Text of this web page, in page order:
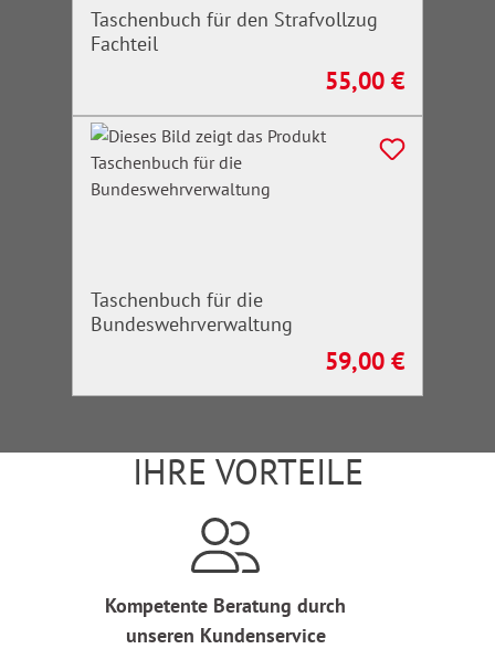
Taschenbuch für den Strafvollzug
Fachteil
Regulärer Preis:
55,00 €
Taschenbuch für die
Bundeswehrverwaltung
Regulärer Preis:
59,00 €
IHRE VORTEILE
Kompetente Beratung durch
unseren Kundenservice